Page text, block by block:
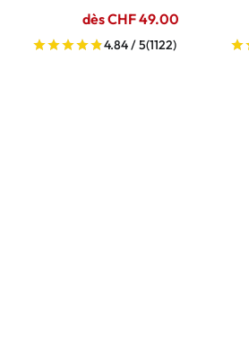
dès CHF 49.00
4.84 / 5(1122)